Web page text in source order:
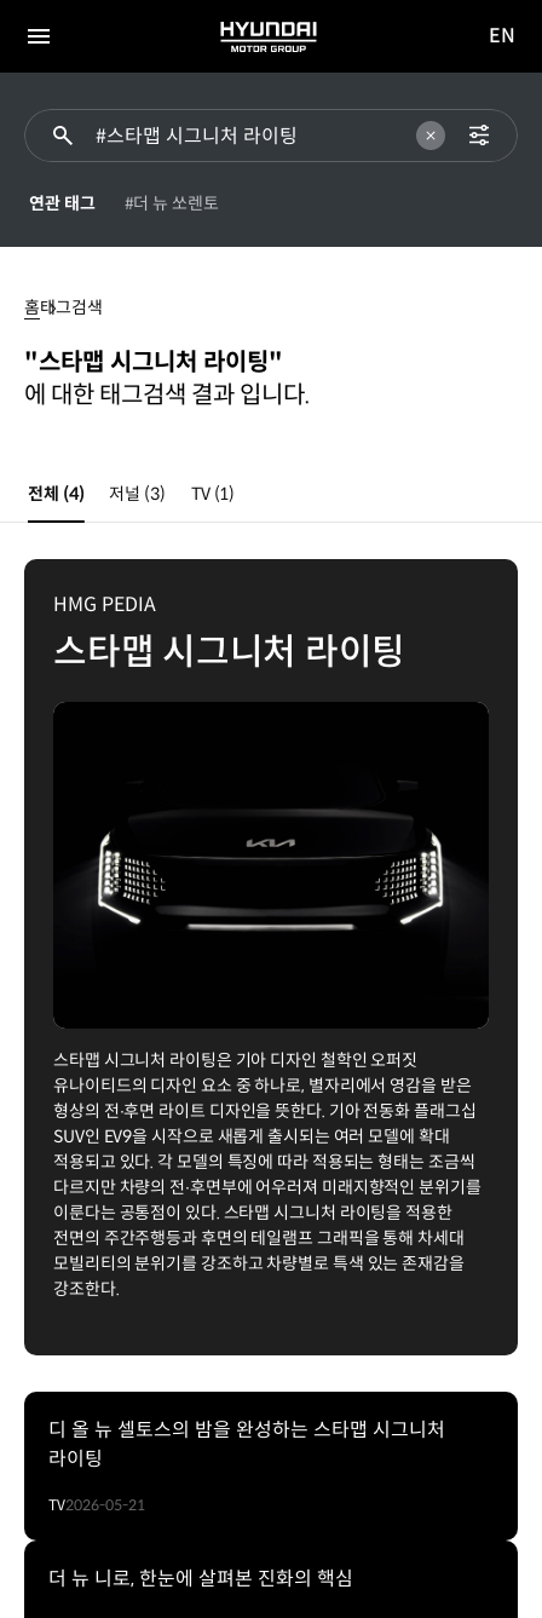
전체
HYUNDAI
MOTOR
이동
EN
연관 태그 #더 뉴 쏘렌토
라이팅
홈태그검색
"스타맵 시그니처 라이팅"
에 대한 태그검색 결과 입니다.
전체 (4) 저널 (3) TV (1)
HMG PEDIA
스타맵 시그니처 라이팅
스타맵 시그니처 라이팅은 기아 디자인 철학인 오퍼짓
유나이티드의 디자인 요소 중 하나로, 별자리에서 영감을 받은
형상의 전∙후면 라이트 디자인을 뜻한다. 기아 전동화 플래그십
SUV인 EV9을 시작으로 새롭게 출시되는 여러 모델에 확대
적용되고 있다. 각 모델의 특징에 따라 적용되는 형태는 조금씩
다르지만 차량의 전∙후면부에 어우러져 미래지향적인 분위기를
이룬다는 공통점이 있다. 스타맵 시그니처 라이팅을 적용한
전면의 주간주행등과 후면의 테일램프 그래픽을 통해 차세대
모빌리티의 분위기를 강조하고 차량별로 특색 있는 존재감을
강조한다.
디 올 뉴 셀토스의 밤을 완성하는 스타맵 시그니처
라이팅
TV2026-05-21
더 뉴 니로, 한눈에 살펴본 진화의 핵심